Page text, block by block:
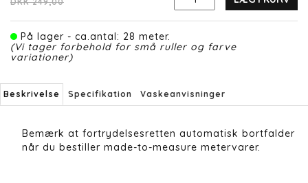
På lager - ca.antal: 28 meter.
(Vi tager forbehold for små ruller og farve
variationer)
Beskrivelse Specifikation Vaskeanvisninger
Bemærk at fortrydelsesretten automatisk bortfalder
når du bestiller made-to-measure metervarer.